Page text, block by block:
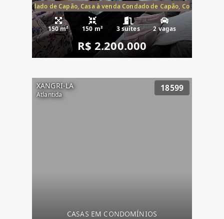
Condado de Capão, Casa à venda Condado de Capão, Condomínio
150 m² 150 m² 3 suítes 2 vagas
R$ 2.200.000
XANGRI-LA
Atlantida
18599
CASAS EM CONDOMÍNIOS